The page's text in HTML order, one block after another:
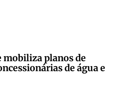
mobiliza planos de
de água e